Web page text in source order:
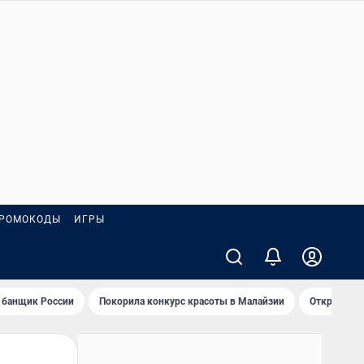
ИГРЫ
России Покорила конкурс красоты в Малайзии Открыл